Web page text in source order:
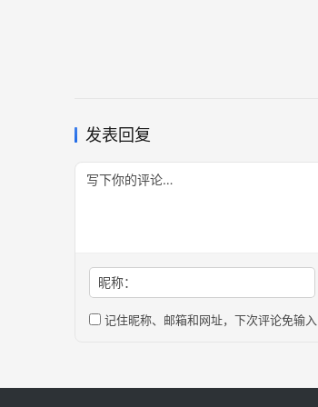
发表回复
昵称：
记住昵称、邮箱和网址，下次评论免输入